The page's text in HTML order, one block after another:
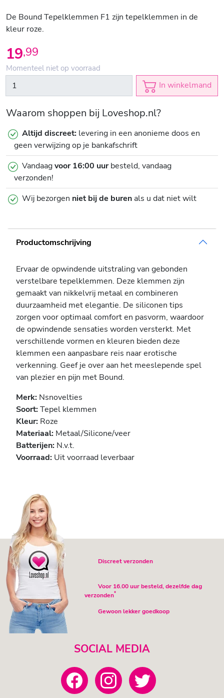
De Bound Tepelklemmen F1 zijn tepelklemmen in de
kleur roze.
19,99
Momenteel niet op voorraad
In winkelmand
Waarom shoppen bij Loveshop.nl?
Altijd discreet: levering in een anonieme doos en
geen verwijzing op je bankafschrift
Vandaagvoor 16:00 uurbesteld, vandaag
verzonden!
Wij bezorgen niet bij de burenals u dat niet wilt
Productomschrijving
Ervaar de opwindende uitstraling van gebonden
verstelbare tepelklemmen. Deze klemmen zijn
gemaakt van nikkelvrij metaal en combineren
duurzaamheid met elegantie. De siliconen tips
zorgen voor optimaal comfort en pasvorm, waardoor
de opwindende sensaties worden versterkt. Met
verschillende vormen en kleuren bieden deze
klemmen een aanpasbare reis naar erotische
verkenning. Geef je over aan het meeslepende spel
van plezier en pijn met Bound.
Merk: Nsnovelties
Soort:Tepel klemmen
Kleur: Roze
Materiaal: Metaal/Silicone/veer
Batterijen: N.v.t.
Voorraad: Uit voorraad leverbaar
Discreet verzonden
Voor 16.00 uur besteld, dezelfde dag
verzonden*
Gewoon lekker goedkoop
SOCIAL MEDIA